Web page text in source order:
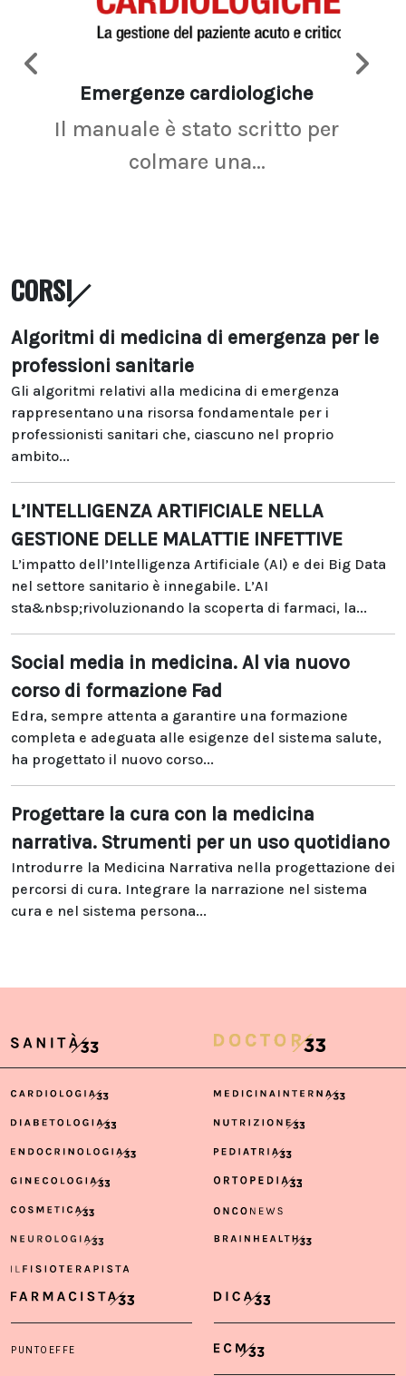
Emergenze cardiologiche
Il manuale è stato scritto per
colmare una...
CORSI
Algoritmi di medicina di emergenza per le
professioni sanitarie
Gli algoritmi relativi alla medicina di emergenza
rappresentano una risorsa fondamentale per i
professionisti sanitari che, ciascuno nel proprio
ambito...
L’INTELLIGENZA ARTIFICIALE NELLA
GESTIONE DELLE MALATTIE INFETTIVE
L’impatto dell’Intelligenza Artificiale (AI) e dei Big Data
nel settore sanitario è innegabile. L’AI
sta&nbsp;rivoluzionando la scoperta di farmaci, la...
Social media in medicina. Al via nuovo
corso di formazione Fad
Edra, sempre attenta a garantire una formazione
completa e adeguata alle esigenze del sistema salute,
ha progettato il nuovo corso...
Progettare la cura con la medicina
narrativa. Strumenti per un uso quotidiano
Introdurre la Medicina Narrativa nella progettazione dei
percorsi di cura. Integrare la narrazione nel sistema
cura e nel sistema persona...